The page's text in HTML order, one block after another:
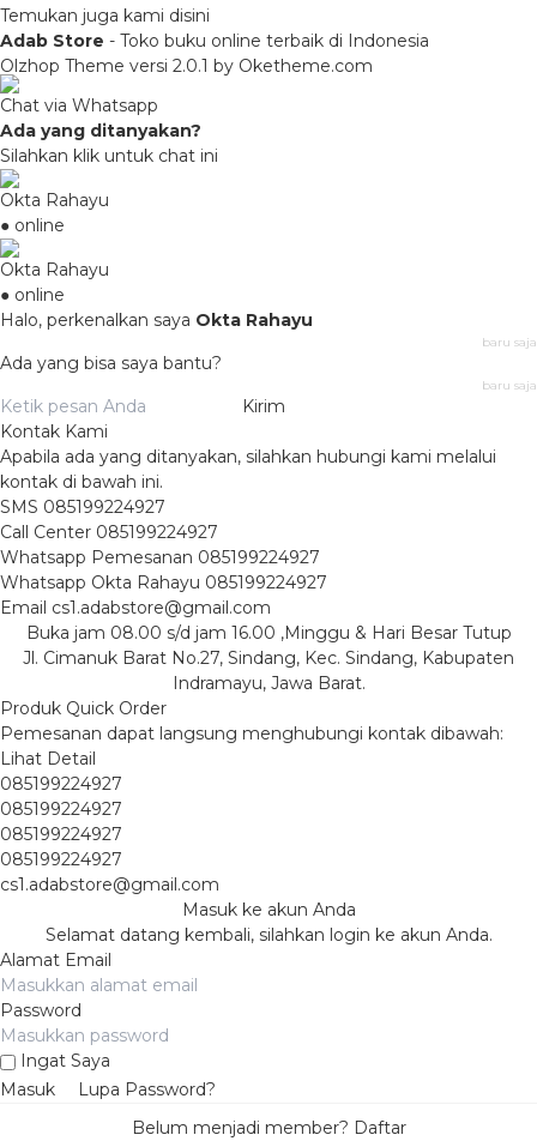
Temukan juga kami disini
Adab Store - Toko buku online terbaik di Indonesia
Olzhop Theme versi 2.0.1 by Oketheme.com
Chat via Whatsapp
Ada yang ditanyakan?
Silahkan klik untuk chat ini
Okta Rahayu
● online
Okta Rahayu
● online
Halo, perkenalkan saya Okta Rahayu
baru saja
Ada yang bisa saya bantu?
baru saja
Kirim
Kontak Kami
Apabila ada yang ditanyakan, silahkan hubungi kami melalui
kontak di bawah ini.
SMS 085199224927
Call Center 085199224927
Whatsapp Pemesanan 085199224927
Whatsapp Okta Rahayu 085199224927
Email cs1.adabstore@gmail.com
Buka jam 08.00 s/d jam 16.00 ,Minggu & Hari Besar Tutup
Jl. Cimanuk Barat No.27, Sindang, Kec. Sindang, Kabupaten
Indramayu, Jawa Barat.
Produk Quick Order
Pemesanan dapat langsung menghubungi kontak dibawah:
Lihat Detail
085199224927
085199224927
085199224927
085199224927
cs1.adabstore@gmail.com
Masuk ke akun Anda
Selamat datang kembali, silahkan login ke akun Anda.
Alamat Email
Password
Ingat Saya
Masuk
Lupa Password?
Belum menjadi member? Daftar